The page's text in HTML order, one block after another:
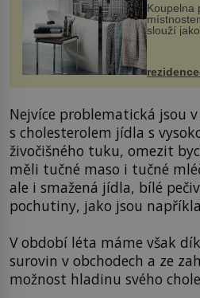
Koupelna
slouží
ručníky,
mohou
proutku...
Nejvíce problematická jsou
s cholesterolem jídla s
živočišného tuku, omezit
měli tučné maso i tučné
ale i smažená jídla, bílé
pochutiny, jako jsou
V období léta máme však
surovin v obchodech a ze
možnost hladinu svého